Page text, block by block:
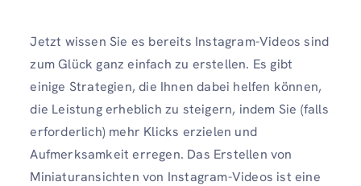
Jetzt wissen Sie es bereits Instagram-Videos sind
zum Glück ganz einfach zu erstellen. Es gibt
einige Strategien, die Ihnen dabei helfen können,
die Leistung erheblich zu steigern, indem Sie (falls
erforderlich) mehr Klicks erzielen und
Aufmerksamkeit erregen. Das Erstellen von
Miniaturansichten von Instagram-Videos ist eine